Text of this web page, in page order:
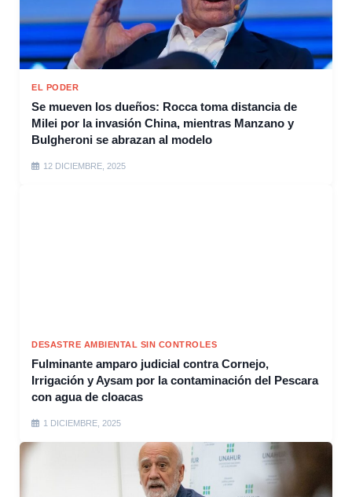
EL PODER
Se mueven los dueños: Rocca toma distancia de
Milei por la invasión China, mientras Manzano y
Bulgheroni se abrazan al modelo
12 DICIEMBRE, 2025
DESASTRE AMBIENTAL SIN CONTROLES
Fulminante amparo judicial contra Cornejo,
Irrigación y Aysam por la contaminación del Pescara
con agua de cloacas
1 DICIEMBRE, 2025